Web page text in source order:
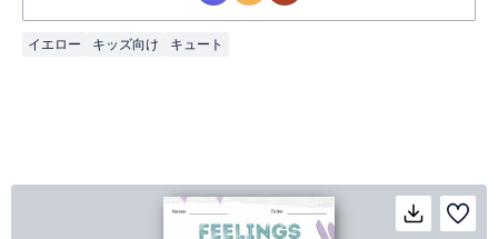
イエロー キッズ向け キュート